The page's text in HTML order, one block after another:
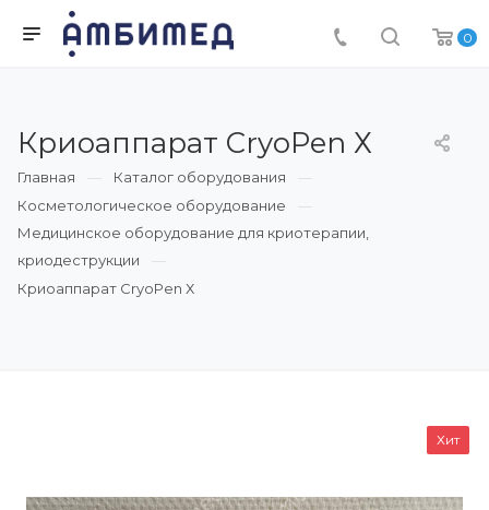
0
Криоаппарат CryoPen Х
Главная
Каталог оборудования
Косметологическое оборудование
Медицинское оборудование для криотерапии,
криодеструкции
Криоаппарат CryoPen Х
Хит